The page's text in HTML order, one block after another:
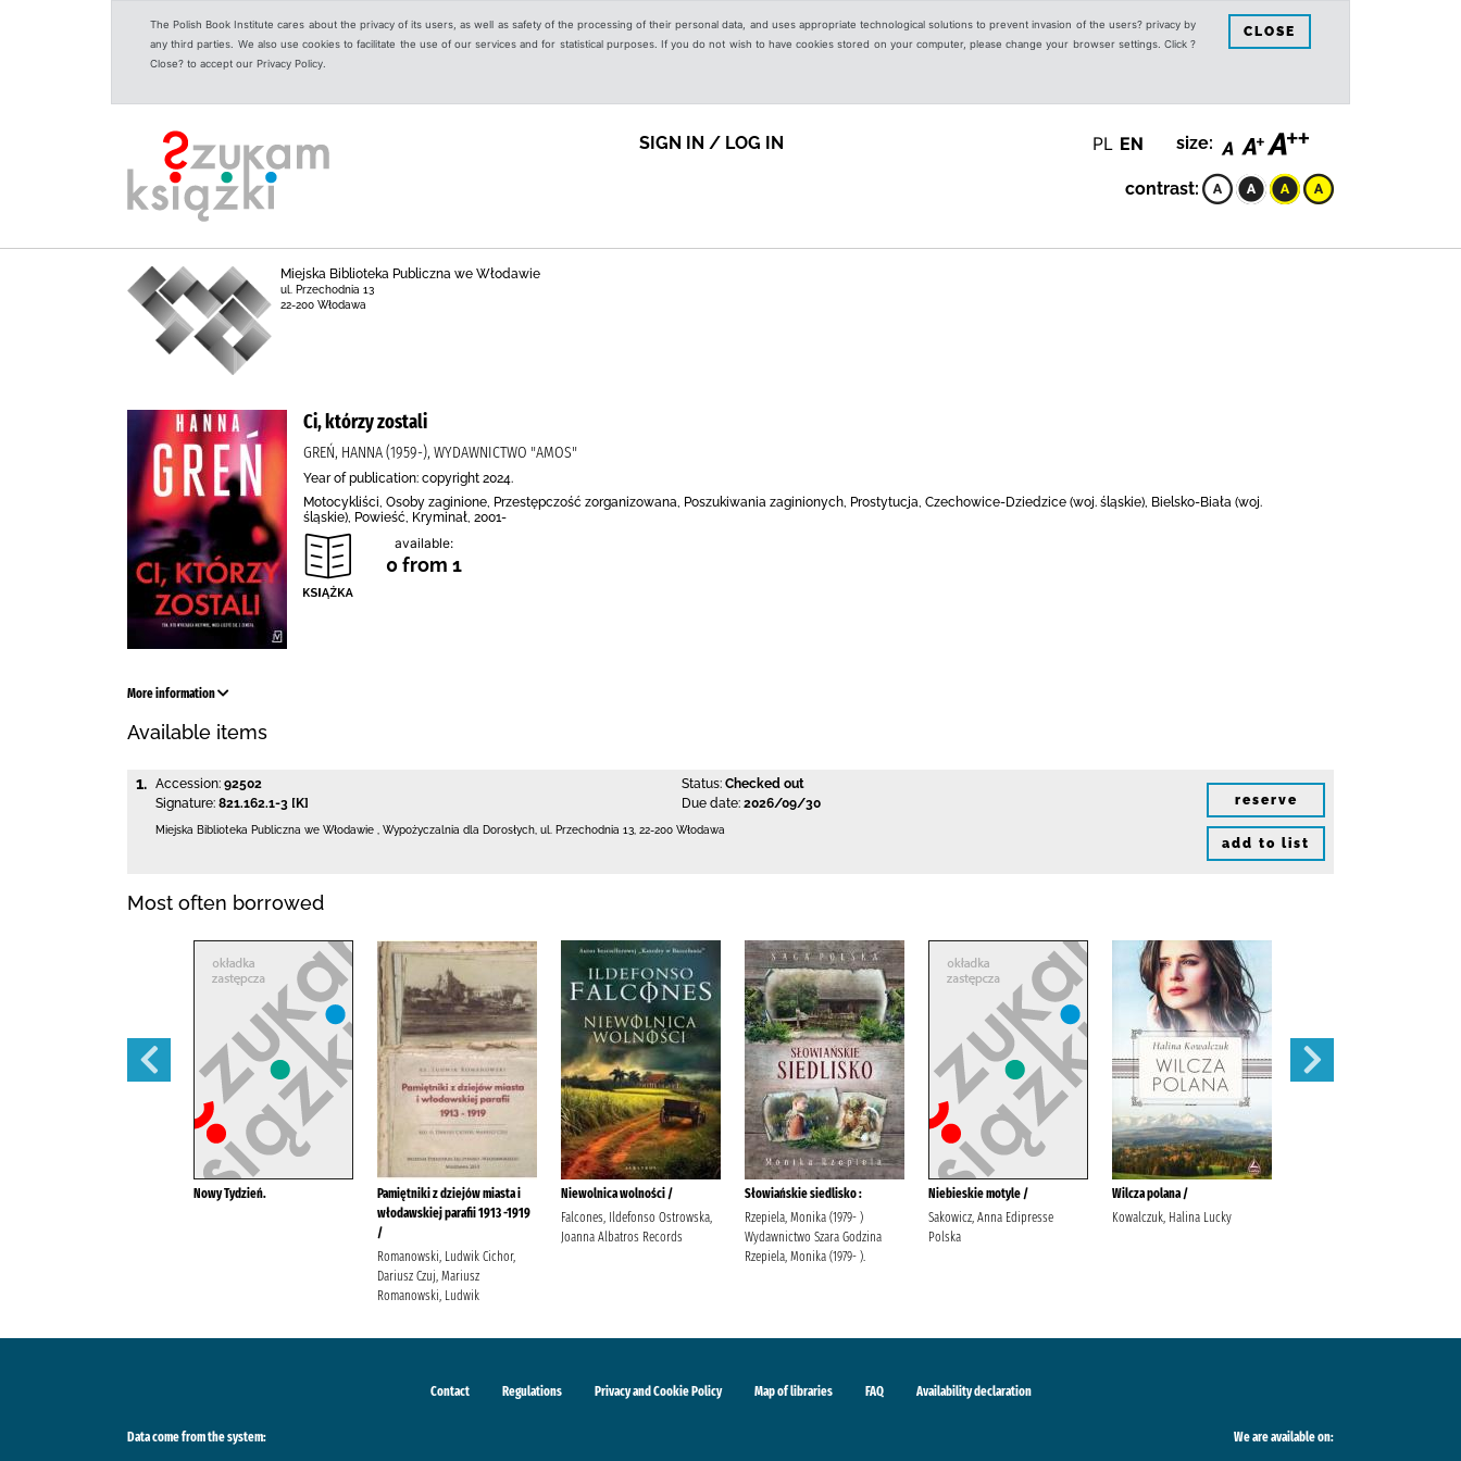
The Polish Book Institute cares about the privacy of its users, as well as safety of the processing of their personal data, and uses appropriate technological solutions to prevent invasion of the users? privacy by
any third parties. We also use cookies to facilitate the use of our services and for statistical purposes. If you do not wish to have cookies stored on your computer, please change your browser settings. Click ?
Close? to accept our Privacy Policy.
CLOSE
SIGN IN / LOG IN PL EN size:
contrast:
Miejska Biblioteka Publiczna we Włodawie
ul. Przechodnia 13
22-200 Włodawa
Ci, którzy zostali
GREŃ, HANNA (1959-), WYDAWNICTWO "AMOS"
Year of publication: copyright 2024.
Motocykliści, Osoby zaginione, Przestępczość zorganizowana, Poszukiwania zaginionych, Prostytucja, Czechowice-Dziedzice (woj. śląskie), Bielsko-Biała (woj.
śląskie), Powieść, Kryminał, 2001-
available:
0 from 1
More information
Available items
1. Accession: 92502
Signature: 821.162.1-3 [K]
Status: Checked out
Due date: 2026/09/30
Miejska Biblioteka Publiczna we Włodawie Wypożyczalnia dla Dorosłych, ul. Przechodnia 13 22-200 Włodawa
reserve
add to list
Most often borrowed
Nowy Tydzień.
Pamiętniki z dziejów miasta i
włodawskiej parafii 1913 -1919
/
Romanowski, Ludwik Cichor,
Dariusz Czuj, Mariusz
Romanowski, Ludwik
Niewolnica wolności /
Falcones, Ildefonso Ostrowska,
Joanna Albatros Records
Słowiańskie siedlisko :
Rzepiela, Monika (1979- )
Wydawnictwo Szara Godzina
Rzepiela, Monika (1979- ).
Niebieskie motyle /
Sakowicz, Anna Edipresse
Polska
Wilcza polana /
Kowalczuk, Halina Lucky
Contact Regulations Privacy and Cookie Policy Map of libraries FAQ Availability declaration
Data come from the system: We are available on: